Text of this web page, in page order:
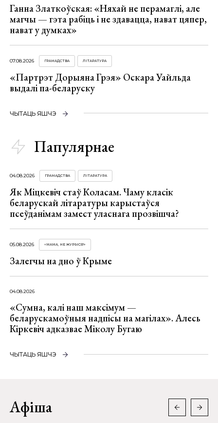
Ганна Златкоўская: «Няхай не перамаглі, але
магчы — гэта рабіць і не здавацца, нават цяпер,
нават у думках»
07.08.2026 ГРАМАДСТВА ЛІТАРАТУРА
«Партрэт Дорыяна Грэя» Оскара Уайльда
выдалі па-беларуску
ЧЫТАЦЬ ЯШЧЭ
Папулярнае
04.08.2026 ГРАМАДСТВА ЛІТАРАТУРА
Як Міцкевіч стаў Коласам. Чаму класік
беларускай літаратуры карыстаўся
псеўданімам замест уласнага прозвішча?
05.08.2026 «МАМА, НЕ ЖУРЫСЯ!»
Залегчы на дно ў Крыме
04.08.2026
«Сумна, калі наш максімум —
беларускамоўныя надпісы на магілах». Алесь
Кіркевіч адказвае Міколу Бугаю
ЧЫТАЦЬ ЯШЧЭ
Афіша